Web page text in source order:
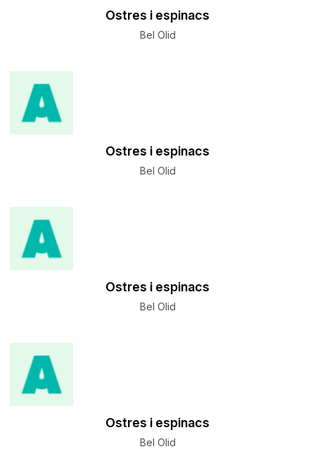
Ostres i espinacs
Bel Olid
Ostres i espinacs
Bel Olid
Ostres i espinacs
Bel Olid
Ostres i espinacs
Bel Olid